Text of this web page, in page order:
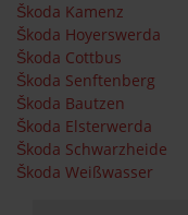
Škoda Kamenz
Škoda Hoyerswerda
Škoda Cottbus
Škoda Senftenberg
Škoda Bautzen
Škoda Elsterwerda
Škoda Schwarzheide
Škoda Weißwasser